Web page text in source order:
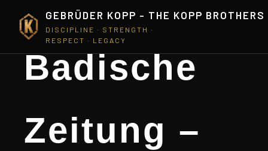
GEBRÜDER KOPP - THE KOPP BROTHERS
DISCIPLINE · STRENGTH ·
RESPECT · LEGACY
Badische
Zeitung –